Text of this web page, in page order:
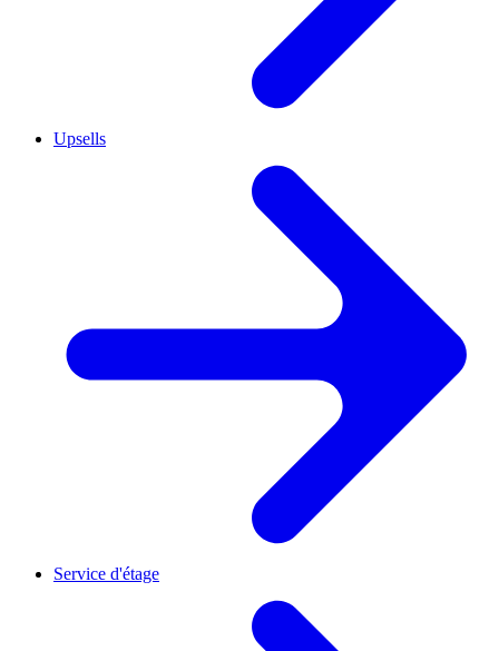
Upsells
Service d'étage